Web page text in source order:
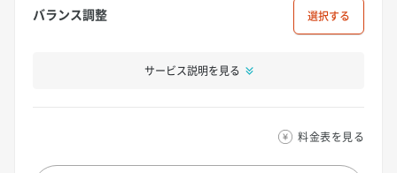
バランス調整 選択
サービス説明を見る
料金表を見る